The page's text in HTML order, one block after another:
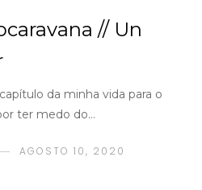
// Un
da minha vida para o
ter medo do…
AGOSTO 10, 2020